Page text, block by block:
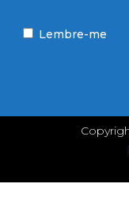
Lembre-me